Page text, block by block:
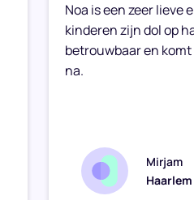
Noa is een zeer lieve
kinderen zijn dol op
betrouwbaar en
na.
Mirjam
Haarlem